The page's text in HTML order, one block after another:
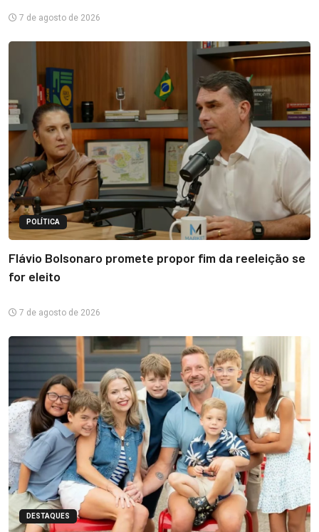
7 de agosto de 2026
POLÍTICA
Flávio Bolsonaro promete propor fim da reeleição se
for eleito
7 de agosto de 2026
DESTAQUES